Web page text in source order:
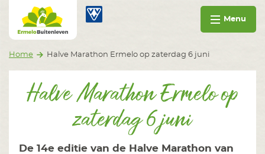
Ga naar inhoud
Ermelo Buitenleven
Menu
Home Halve Marathon Ermelo op zaterdag 6 juni
Halve Marathon Ermelo op
zaterdag 6 juni
De 14e editie van de Halve Marathon van